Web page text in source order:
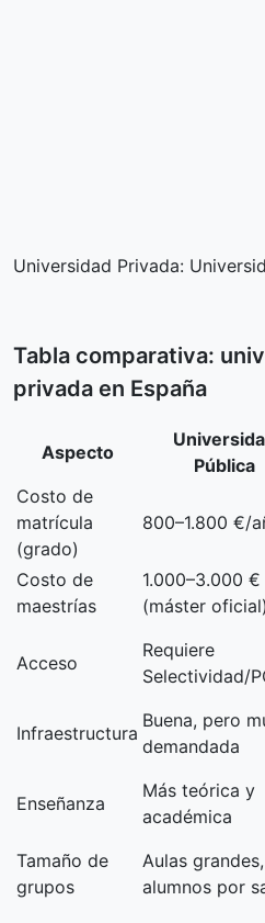
Universidad Privada:
Tabla comparativa:
privada en España
Aspecto
Pública
Costo de
matrícula
(grado)
800–1.800 €/
Costo de
maestrías
1.000–3.000 €
(máster oficial)
Acceso
Requiere
Selectividad/
Infraestructura
Buena, pero
demandada
Enseñanza
Más teórica y
académica
Tamaño de
grupos
Aulas
alumnos por